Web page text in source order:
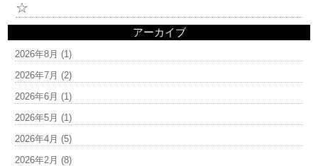
☆
アーカイブ
2026年8月 (1)
2026年7月 (2)
2026年6月 (1)
2026年5月 (1)
2026年4月 (5)
2026年2月 (8)